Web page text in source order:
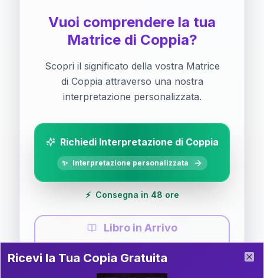
Vuoi comprendere la tua
Matrice di Coppia?
Scopri il significato della vostra Matrice
di Coppia attraverso una nostra
interpretazione personalizzata.
Richiedi Interpretazione di Coppia
✨ Interpretazione personalizzata
⚡ Consegna in 48 ore
Libro in Arrivo
Guida completa di Coppia
Ricevi la Tua Copia Gratuita del Libro
Ricevi la Tua Copia Gratuita